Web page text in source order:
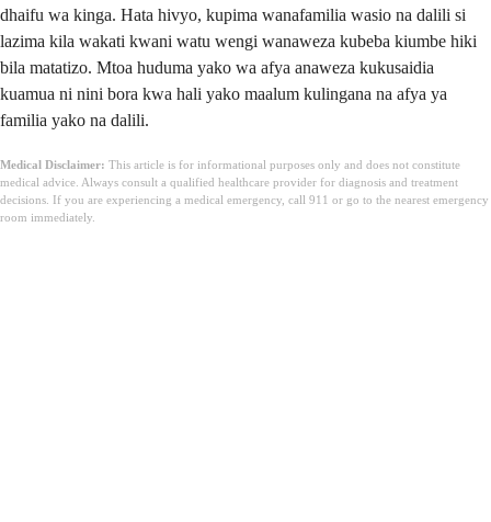
dhaifu wa kinga. Hata hivyo, kupima wanafamilia wasio na dalili si
lazima kila wakati kwani watu wengi wanaweza kubeba kiumbe hiki
bila matatizo. Mtoa huduma yako wa afya anaweza kukusaidia
kuamua ni nini bora kwa hali yako maalum kulingana na afya ya
familia yako na dalili.
Medical Disclaimer: This article is for informational purposes only and does not constitute
medical advice. Always consult a qualified healthcare provider for diagnosis and treatment
decisions. If you are experiencing a medical emergency, call 911 or go to the nearest emergency
room immediately.